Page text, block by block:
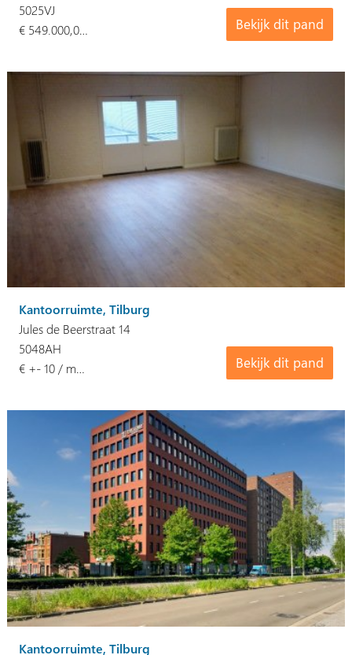
Bekijk dit pand
5025VJ
€ 549.000,0…
Kantoorruimte, Tilburg
Jules de Beerstraat 14
Bekijk dit pand
5048AH
€ +- 10 / m…
Kantoorruimte, Tilburg